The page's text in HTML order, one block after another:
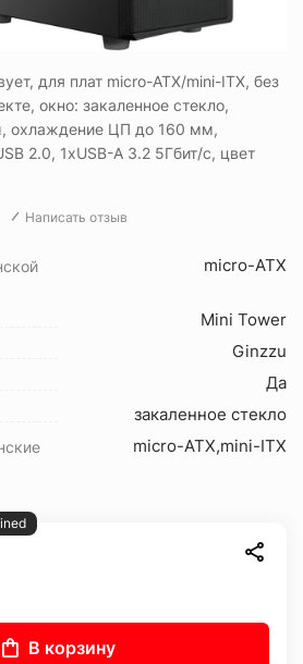
для плат micro-ATX/mini-ITX, без
окно: закаленное стекло,
охлаждение ЦП до 160 мм,
2.0, 1xUSB-A 3.2 5Гбит/с, цвет
Написать отзыв
micro-ATX
Mini Tower
Ginzzu
Да
закаленное стекло
micro-ATX,mini-ITX
В корзину